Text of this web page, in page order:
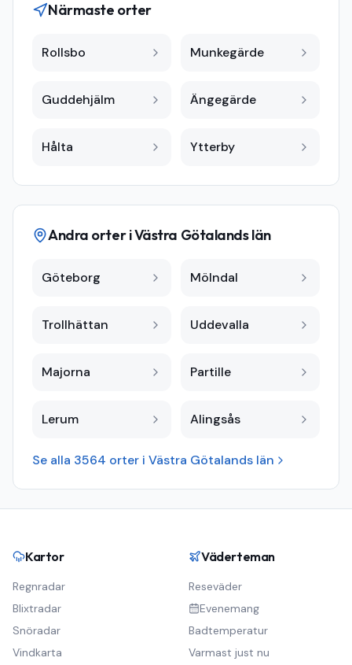
Närmaste orter
Rollsbo Munkegärde
Guddehjälm Ängegärde
Hålta Ytterby
Andra orter iVästra Götalands län
Göteborg Mölndal
Trollhättan Uddevalla
Majorna Partille
Lerum Alingsås
Se alla 3564 orter i Västra Götalands län
Kartor
Regnradar
Blixtradar
Snöradar
Vindkarta
Väderteman
Reseväder
Evenemang
Badtemperatur
Varmast just nu